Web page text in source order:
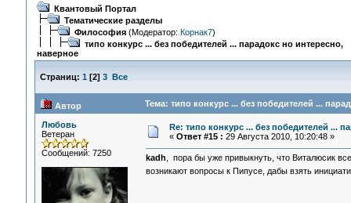
Квантовый Портал
Тематические разделы
Философия(Модератор: Корнак7)
типо конкурс ... без победителей ... парадокс но интересно,
наверное
Страниц: 1 [2] 3 Все
Автор Тема: типо конкурс ... без победителей ...
Любовь
Ветеран
Сообщений: 7250
Re: типо конкурс ... без победителей ...
« Ответ #15 : 29 Августа 2010, 10:20:48 »
kadh , пора бы уже привыкнуть, что Виталюсик
возникают вопросы к Пипусе, дабы взять